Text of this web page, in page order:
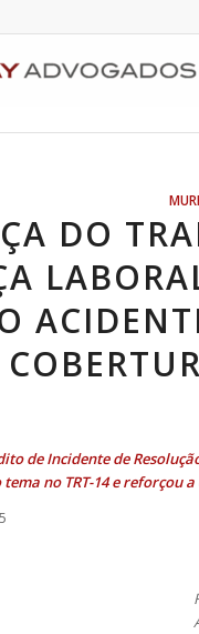
DO
de Incidente de
tema no TRT-14 e